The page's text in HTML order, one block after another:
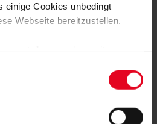
einige Cookies unbedingt
Webseite bereitzustellen.
Identifikatoren oder
werden. Durch Klicken auf den
Cookies und der